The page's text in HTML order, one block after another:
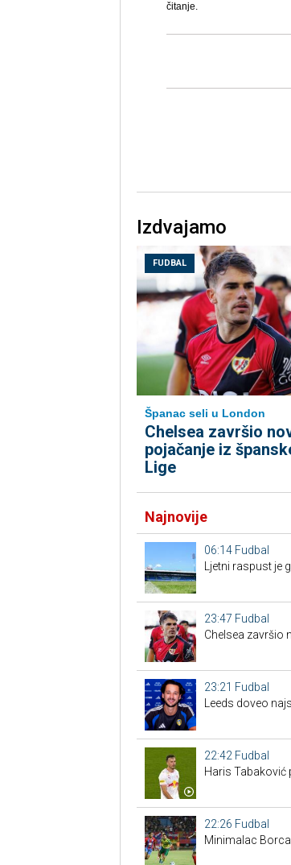
čitanje.
Izdvajamo
FUDBAL
Španac seli u London
Chelsea završio
pojačanje iz
Lige
Najnovije
06:14 Fudbal
Ljetni raspust je
23:47 Fudbal
Chelsea završio
23:21 Fudbal
Leeds doveo
22:42 Fudbal
Haris Tabaković
22:26 Fudbal
Minimalac